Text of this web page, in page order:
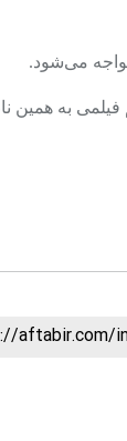
می‌شود.
aftabir.com/